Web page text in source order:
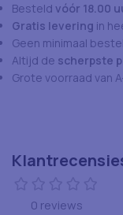
Besteld vóór 18.00
Gratis levering in
Geen minimaal
Altijd de scherpste
Grote voorraad van
0 reviews